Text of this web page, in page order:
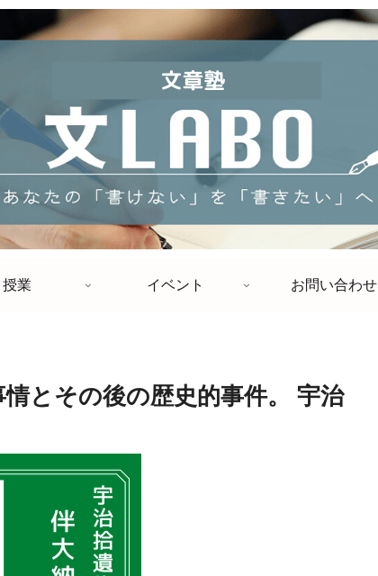
授業 イベント お問い合わせ
とその後の歴史的事件。 宇治